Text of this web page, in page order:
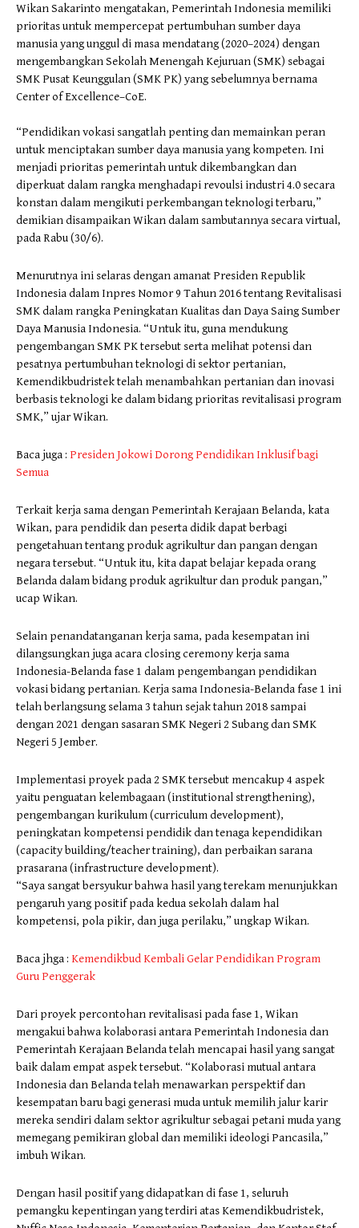
Wikan Sakarinto mengatakan, Pemerintah Indonesia memiliki
prioritas untuk mempercepat pertumbuhan sumber daya
manusia yang unggul di masa mendatang (2020–2024) dengan
mengembangkan Sekolah Menengah Kejuruan (SMK) sebagai
SMK Pusat Keunggulan (SMK PK) yang sebelumnya bernama
Center of Excellence–CoE.
“Pendidikan vokasi sangatlah penting dan memainkan peran
untuk menciptakan sumber daya manusia yang kompeten. Ini
menjadi prioritas pemerintah untuk dikembangkan dan
diperkuat dalam rangka menghadapi revoulsi industri 4.0 secara
konstan dalam mengikuti perkembangan teknologi terbaru,”
demikian disampaikan Wikan dalam sambutannya secara virtual,
pada Rabu (30/6).
Menurutnya ini selaras dengan amanat Presiden Republik
Indonesia dalam Inpres Nomor 9 Tahun 2016 tentang Revitalisasi
SMK dalam rangka Peningkatan Kualitas dan Daya Saing Sumber
Daya Manusia Indonesia. “Untuk itu, guna mendukung
pengembangan SMK PK tersebut serta melihat potensi dan
pesatnya pertumbuhan teknologi di sektor pertanian,
Kemendikbudristek telah menambahkan pertanian dan inovasi
berbasis teknologi ke dalam bidang prioritas revitalisasi program
SMK,” ujar Wikan.
Baca juga : Presiden Jokowi Dorong Pendidikan Inklusif bagi
Semua
Terkait kerja sama dengan Pemerintah Kerajaan Belanda, kata
Wikan, para pendidik dan peserta didik dapat berbagi
pengetahuan tentang produk agrikultur dan pangan dengan
negara tersebut. “Untuk itu, kita dapat belajar kepada orang
Belanda dalam bidang produk agrikultur dan produk pangan,”
ucap Wikan.
Selain penandatanganan kerja sama, pada kesempatan ini
dilangsungkan juga acara closing ceremony kerja sama
Indonesia-Belanda fase 1 dalam pengembangan pendidikan
vokasi bidang pertanian. Kerja sama Indonesia-Belanda fase 1 ini
telah berlangsung selama 3 tahun sejak tahun 2018 sampai
dengan 2021 dengan sasaran SMK Negeri 2 Subang dan SMK
Negeri 5 Jember.
Implementasi proyek pada 2 SMK tersebut mencakup 4 aspek
yaitu penguatan kelembagaan (institutional strengthening),
pengembangan kurikulum (curriculum development),
peningkatan kompetensi pendidik dan tenaga kependidikan
(capacity building/teacher training), dan perbaikan sarana
prasarana (infrastructure development).
“Saya sangat bersyukur bahwa hasil yang terekam menunjukkan
pengaruh yang positif pada kedua sekolah dalam hal
kompetensi, pola pikir, dan juga perilaku,” ungkap Wikan.
Baca jhga : Kemendikbud Kembali Gelar Pendidikan Program
Guru Penggerak
Dari proyek percontohan revitalisasi pada fase 1, Wikan
mengakui bahwa kolaborasi antara Pemerintah Indonesia dan
Pemerintah Kerajaan Belanda telah mencapai hasil yang sangat
baik dalam empat aspek tersebut. “Kolaborasi mutual antara
Indonesia dan Belanda telah menawarkan perspektif dan
kesempatan baru bagi generasi muda untuk memilih jalur karir
mereka sendiri dalam sektor agrikultur sebagai petani muda yang
memegang pemikiran global dan memiliki ideologi Pancasila,”
imbuh Wikan.
Dengan hasil positif yang didapatkan di fase 1, seluruh
pemangku kepentingan yang terdiri atas Kemendikbudristek,